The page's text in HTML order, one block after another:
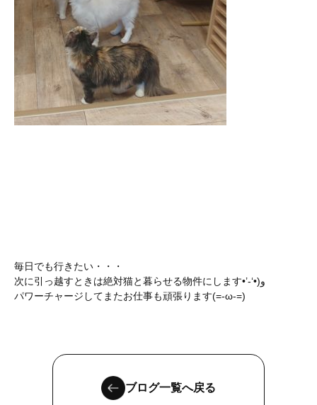
毎日でも行きたい・・・
次に引っ越すときは絶対猫と暮らせる物件にします•’-‘•)و
パワーチャージしてまたお仕事も頑張ります(=‐ω‐=)
ブログ一覧へ戻る